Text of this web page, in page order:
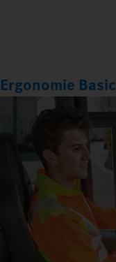
Ergonomie Basic